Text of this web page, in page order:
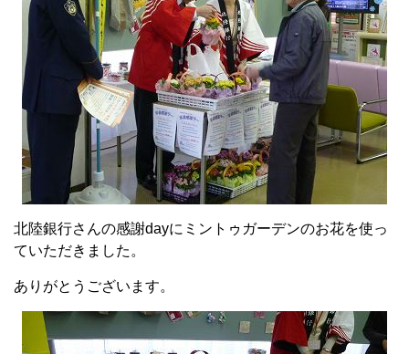
北陸銀行さんの感謝dayにミントゥガーデンのお花を使っ
ていただきました。
ありがとうございます。